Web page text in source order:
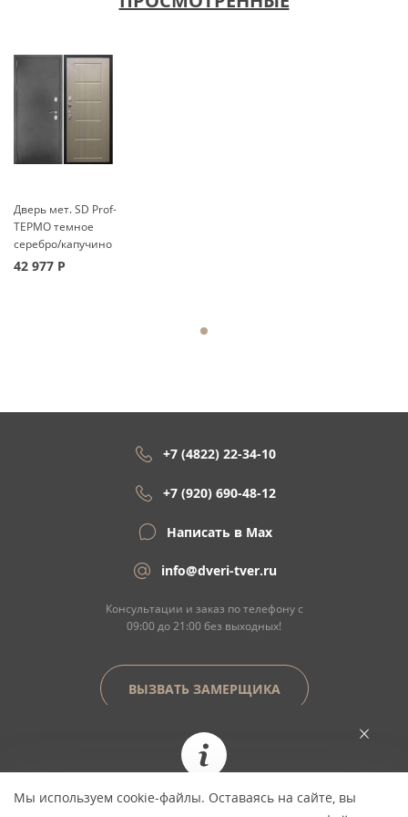
При заказе сегодня цена фиксируется и не
Дверь мет. SD Prof-
ТЕРМО темное
серебро/капучино
42 977 Р
+7 (4822) 22-34-10
+7 (920) 690-48-12
Написать в Max
info@dveri-tver.ru
Консультации и заказ по телефону с
09:00 до 21:00 без выходных!
ВЫЗВАТЬ ЗАМЕРЩИКА
Сайт не является договором оферты
© Copyright 2026 ООО "Двери Тверь" Dveri-
Мы используем cookie-файлы. Оставаясь на сайте, вы